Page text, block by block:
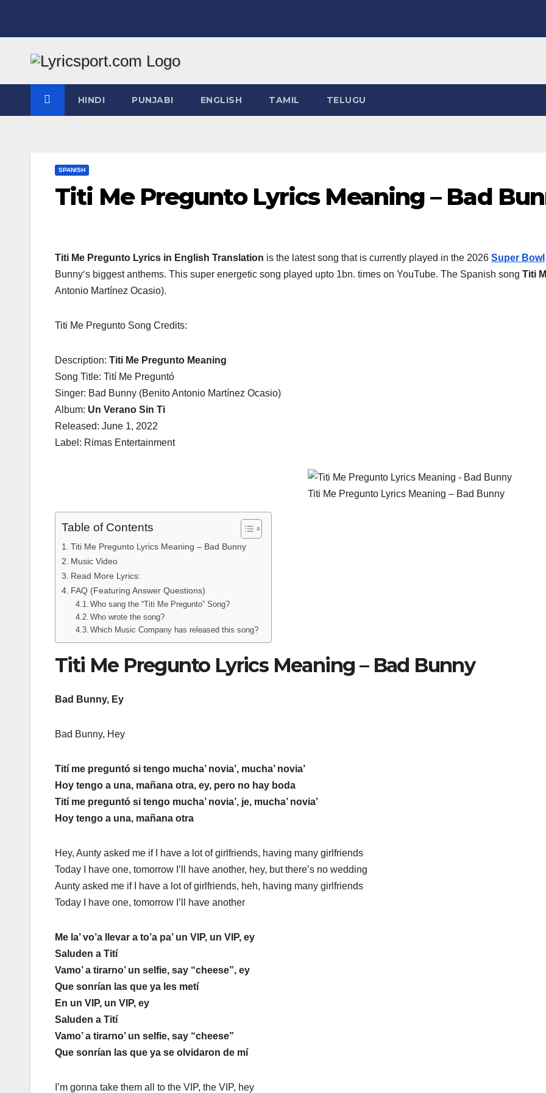
HINDI PUNJABI ENGLISH TAMIL TELUGU
SPANISH
Titi Me Pregunto Lyrics Meaning – Bad
Titi Me Pregunto Lyrics in English Translation is the latest song that is currently played in the 2026 Super Bowl
Bunny‘s biggest anthems. This super energetic song played upto 1bn. times on YouTube. The Spanish song Titi
Antonio Martínez Ocasio).
Titi Me Pregunto Song Credits:
Description: Titi Me Pregunto Meaning
Song Title: Tití Me Preguntó
Singer: Bad Bunny (Benito Antonio Martínez Ocasio)
Album: Un Verano Sin Ti
Released: June 1, 2022
Label: Rimas Entertainment
Titi Me Pregunto Lyrics Meaning – Bad Bunny
Table of Contents
Titi Me Pregunto Lyrics Meaning – Bad Bunny
Music Video
Read More Lyrics:
FAQ (Featuring Answer Questions)
Who sang the “Titi Me Pregunto” Song?
Who wrote the song?
Which Music Company has released this song?
Titi Me Pregunto Lyrics Meaning – Bad Bunny
Bad Bunny, Ey
Bad Bunny, Hey
Tití me preguntó si tengo mucha’ novia’, mucha’ novia’
Hoy tengo a una, mañana otra, ey, pero no hay boda
Tití me preguntó si tengo mucha’ novia’, je, mucha’ novia’
Hoy tengo a una, mañana otra
Hey, Aunty asked me if I have a lot of girlfriends, having many girlfriends
Today I have one, tomorrow I’ll have another, hey, but there’s no wedding
Aunty asked me if I have a lot of girlfriends, heh, having many girlfriends
Today I have one, tomorrow I’ll have another
Me la’ vo’a llevar a to’a pa’ un VIP, un VIP, ey
Saluden a Tití
Vamo’ a tirarno’ un selfie, say “cheese”, ey
Que sonrían las que ya les metí
En un VIP, un VIP, ey
Saluden a Tití
Vamo’ a tirarno’ un selfie, say “cheese”
Que sonrían las que ya se olvidaron de mí
I’m gonna take them all to the VIP, the VIP, hey